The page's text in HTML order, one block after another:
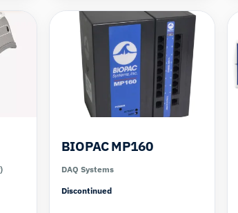
BIOPAC MP160
DAQ Systems
Discontinued